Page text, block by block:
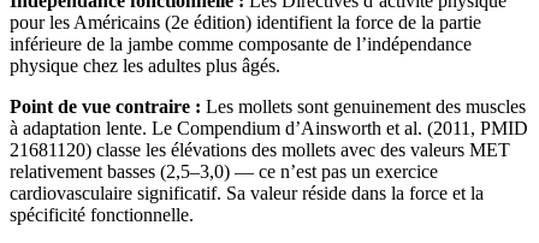
pour les Américains (2e édition) identifient la force de la partie
inférieure de la jambe comme composante de l’indépendance
physique chez les adultes plus âgés.
Point de vue contraire : Les mollets sont genuinement des muscles
à adaptation lente. Le Compendium d’Ainsworth et al. (2011, PMID
21681120) classe les élévations des mollets avec des valeurs MET
relativement basses (2,5–3,0) — ce n’est pas un exercice
cardiovasculaire significatif. Sa valeur réside dans la force et la
spécificité fonctionnelle.